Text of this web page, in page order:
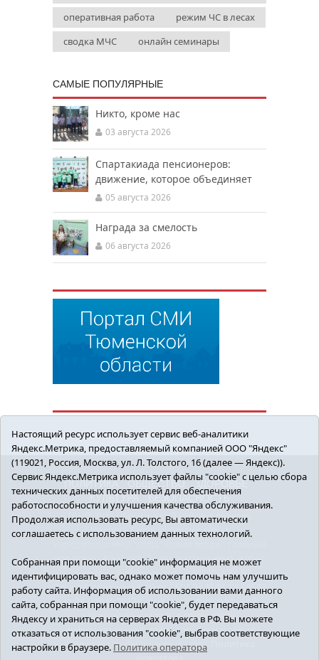
оперативная работа
режим ЧС в лесах
сводка МЧС
онлайн семинары
САМЫЕ ПОПУЛЯРНЫЕ
Никто, кроме нас
03 августа 2026
Спартакиада пенсионеров:
движение, которое объединяет
05 августа 2026
Награда за смелость
06 августа 2026
ПОЛИТИКА ОБЩЕСТВО
ЗДОРОВЬЕ
КУЛЬТУРА
БЕЗОПАСНОСТЬ
16+ © 2018 Сорокинский район в деталях.
Новости Сорокинского района
редактор - Королюк Елена Анатольевна, e-mail:
znamenka@inbox.ru, тел.: 8(34550)2-27-30
Регистрационный номер СМИ Эл №ФС77-69142
от 24 марта 2017 г., выданное Федеральной
службой по надзору в сфере связи,
информационных технологий и массовых
коммуникаций (Роскомнадзор).
Настоящий ресурс использует сервис веб-аналитики
Яндекс.Метрика, предоставляемый компанией ООО "Яндекс"
(119021, Россия, Москва, ул. Л. Толстого, 16 (далее — Яндекс)).
Сервис Яндекс.Метрика использует файлы "cookie" с целью сбора
технических данных посетителей для обеспечения
работоспособности и улучшения качества обслуживания.
Продолжая использовать ресурс, Вы автоматически
соглашаетесь с использованием данных технологий.
Собранная при помощи "cookie" информация не может
идентифицировать вас, однако может помочь нам улучшить
работу сайта. Информация об использовании вами данного
сайта, собранная при помощи "cookie", будет передаваться
Яндексу и храниться на серверах Яндекса в РФ. Вы можете
отказаться от использования "cookie", выбрав соответствующие
настройки в браузере. Политика оператора